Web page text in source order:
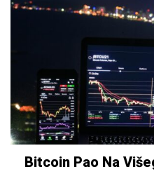
Bitcoin Pao Na